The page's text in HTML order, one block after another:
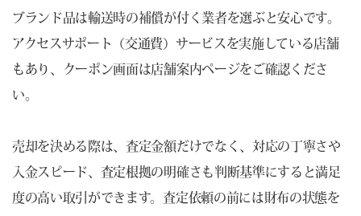
ブランド品は輸送時の補償が付く業者を選ぶと安心です。
アクセスサポート（交通費）サービスを実施している店舗
もあり、クーポン画面は店舗案内ページをご確認くださ
い。
売却を決める際は、査定金額だけでなく、対応の丁寧さや
入金スピード、査定根拠の明確さも判断基準にすると満足
度の高い取引ができます。査定依頼の前には財布の状態を